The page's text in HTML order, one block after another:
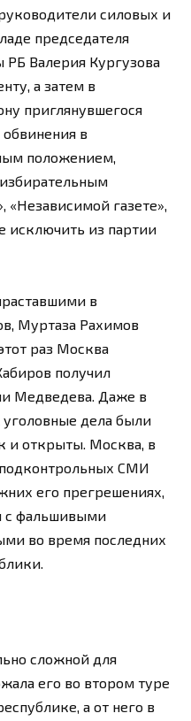
силовых и
председателя
РБ Валерия Кургузова
а затем в
приглянувшегося
в
положением,
«Независимой газете»,
исключить из партии
в
Муртаза Рахимов
раз Москва
получил
Медведева. Даже в
уголовные дела были
и открыты. Москва, в
СМИ
его прегрешениях,
с фальшивыми
во время последних
сложной для
его во втором туре
а от него в